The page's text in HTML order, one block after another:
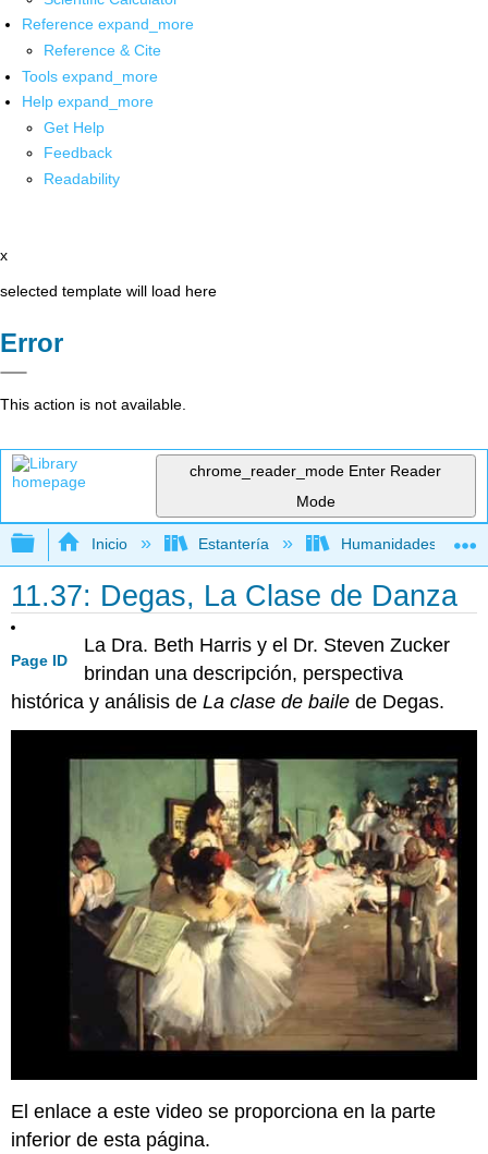
Reference expand_more
Reference & Cite
Tools expand_more
Help expand_more
Get Help
Feedback
Readability
x
selected template will load here
Error
This action is not available.
chrome_reader_mode Enter Reader
Mode
Expandir/contraer jerarquía global
Inicio Estantería Humanidades
11.37: Degas, La Clase de Danza
Page ID
La Dra. Beth Harris y el Dr. Steven Zucker
brindan una descripción, perspectiva
histórica y análisis deLa clase de baile de Degas.
El enlace a este video se proporciona en la parte
inferior de esta página.